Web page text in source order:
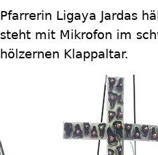
Pfarrerin Ligaya Jardas
steht mit Mikrofon im
hölzernen Klappaltar.